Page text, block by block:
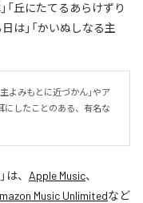
「丘にたてるあらけずり
は」「かいぬしなる主
よみもとに近づかん」やア
にしたことのある、有名な
」は、 Apple Music、
Music Unlimitedなど